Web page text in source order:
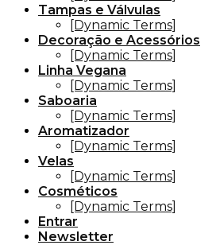
Tampas e Válvulas
[Dynamic Terms]
Decoração e Acessórios
[Dynamic Terms]
Linha Vegana
[Dynamic Terms]
Saboaria
[Dynamic Terms]
Aromatizador
[Dynamic Terms]
Velas
[Dynamic Terms]
Cosméticos
[Dynamic Terms]
Entrar
Newsletter